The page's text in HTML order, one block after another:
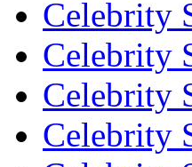
Celebrity
Celebrity
Celebrity
Celebrity